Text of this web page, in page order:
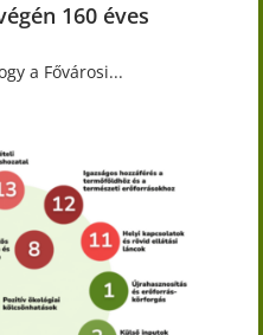
160 éves
a Fővárosi...